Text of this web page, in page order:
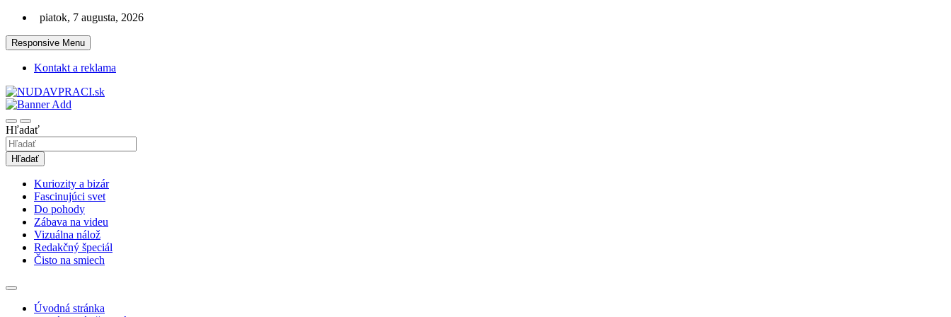
Skip
content
piatok, 7 augusta, 2026
Responsive Menu
Kontakt a reklama
nudaVpráci.sk
Hľadať
Hľadať
Kuriozity a bizár
Fascinujúci svet
Do pohody
Zábava na videu
Vizuálna nálož
Redakčný špeciál
Čisto na smiech
Úvodná stránka